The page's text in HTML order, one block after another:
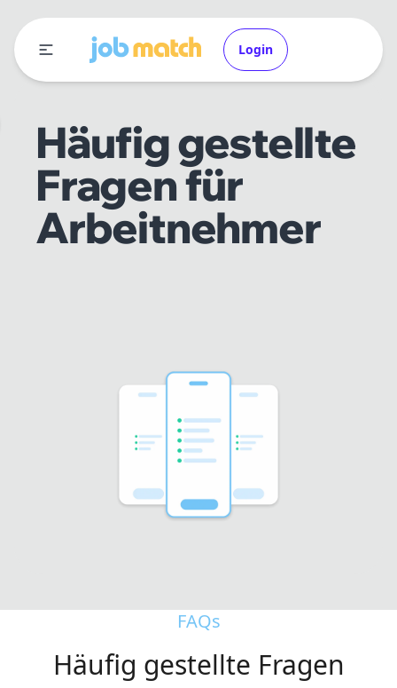
Login
Häufig gestellte
Fragen für
Arbeitnehmer
FAQs
Häufig gestellte Fragen